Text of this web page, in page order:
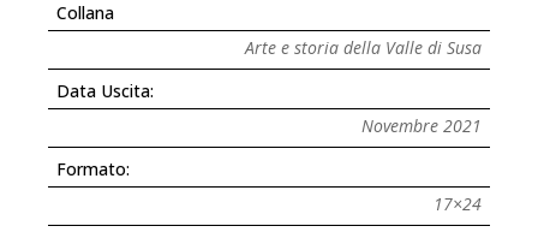
Collana
Arte e storia della Valle di Susa
Data Uscita:
Novembre 2021
Formato:
17×24